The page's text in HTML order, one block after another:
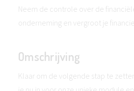
Neem de controle over de
onderneming en vergroot je
Omschrijving
Klaar om de volgende stap te